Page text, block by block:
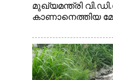
മുഖ്യമന്ത്രി
കാണാനെത്തിയ